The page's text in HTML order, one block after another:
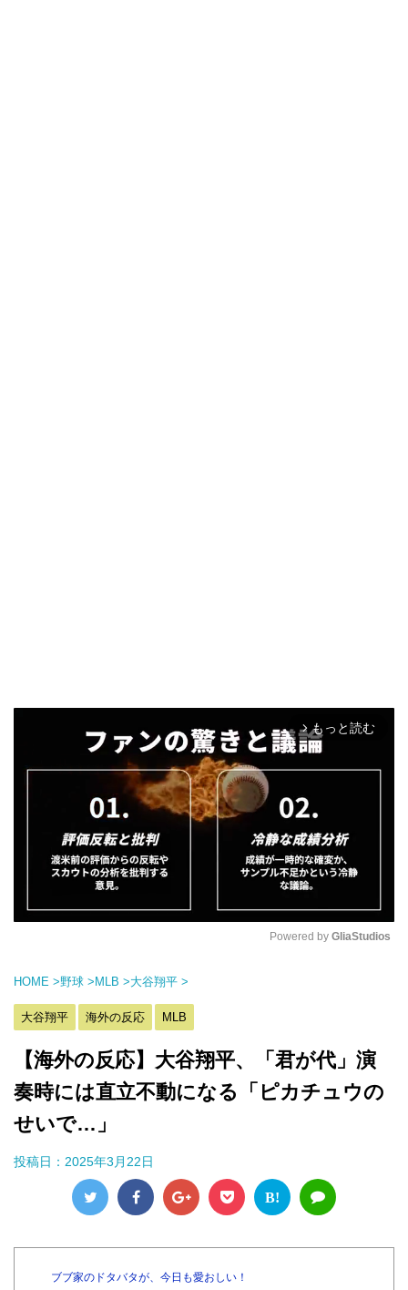
arrow_forward_ios もっと読む
Powered by GliaStudios
HOME >野球 > MLB >大谷翔平 >
大谷翔平 海外の反応 MLB
【海外の反応】大谷翔平、「君が代」演
奏時には直立不動になる「ピカチュウの
せいで…」
投稿日： 2025年3月22日
B!
ブブ家のドタバタが、今日も愛おしい！